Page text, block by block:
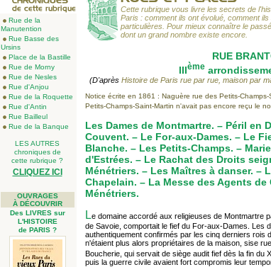
Rue de la
Manutention
Rue Basse des
Ursins
Place de la Bastille
Rue de Morny
Rue de Nesles
Rue d'Anjou
Rue de la Roquette
Rue d'Antin
Rue Bailleul
Rue de la Banque
LES AUTRES
chroniques de
cette rubrique ?
CLIQUEZ ICI
OUVRAGES
À DÉCOUVRIR
Des LIVRES sur
L'HISTOIRE
de PARIS ?
Cette rubrique vous livre les secrets de
Paris : comment ils ont évolué, comment
particulières. Pour mieux connaître le
dont un grand nombre existe encore.
RUE
IIIème
(D'après Histoire de Paris rue par rue, maison par
Notice écrite en 1861 : Naguère rue des Petits-
Petits-Champs-Saint-Martin n'avait pas encore reçu le
Les Dames de Montmartre. – Péril en
Couvent. – Le For-aux-Dames. – Le
Blanche. – Les Petits-Champs. –
d'Estrées. – Le Rachat des Droits
Ménétriers. – Les Maîtres à danser. –
Chapelain. – La Messe des Agents
Ménétriers.
Le domaine accordé aux religieuses de Montmartre
de Savoie, comportait le fief du For-aux-Dames. Les
authentiquement confirmés par les cinq derniers rois
n'étaient plus alors propriétaires de la maison, sise
Boucherie, qui servait de siège audit fief dès la fin du
puis la guerre civile avaient fort compromis leur